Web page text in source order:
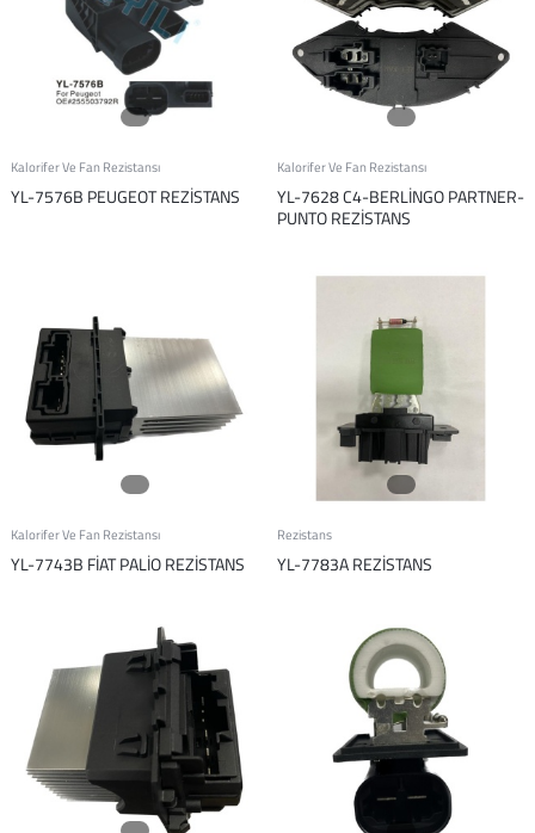
Kalorifer Ve Fan Rezistansı
YL-7576B PEUGEOT REZİSTANS
Kalorifer Ve Fan Rezistansı
YL-7628 C4-BERLİNGO PARTNER-
PUNTO REZİSTANS
Kalorifer Ve Fan Rezistansı
YL-7743B FİAT PALİO REZİSTANS
Rezistans
YL-7783A REZİSTANS